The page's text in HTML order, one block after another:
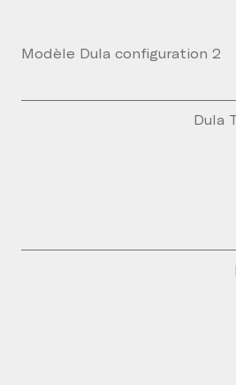
Modèle Dula configuration 2
Dula